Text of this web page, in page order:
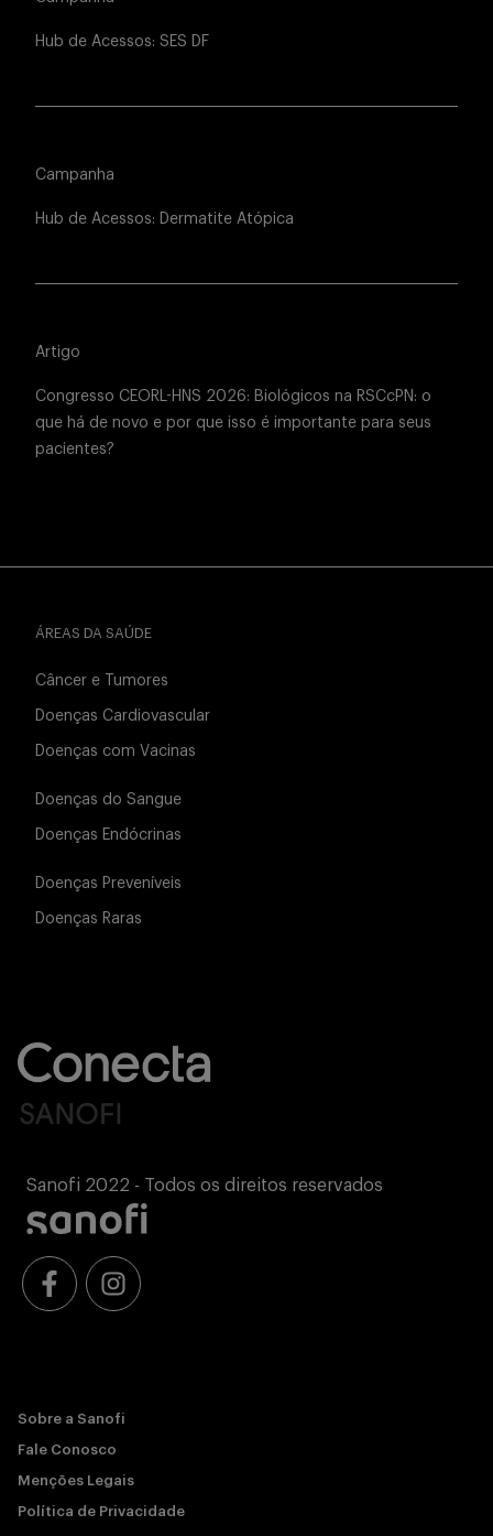
Hub de Acessos: SES DF
Campanha
Hub de Acessos: Dermatite Atópica
Artigo
Congresso CEORL-HNS 2026: Biológicos na RSCcPN: o
que há de novo e por que isso é importante para seus
pacientes?
ÁREAS DA SAÚDE
Câncer e Tumores
Doenças Cardiovascular
Doenças com Vacinas
Doenças do Sangue
Doenças Endócrinas
Doenças Preveníveis
Doenças Raras
Sanofi 2022 - Todos os direitos reservados
Sobre a Sanofi
Fale Conosco
Menções Legais
Política de Privacidade